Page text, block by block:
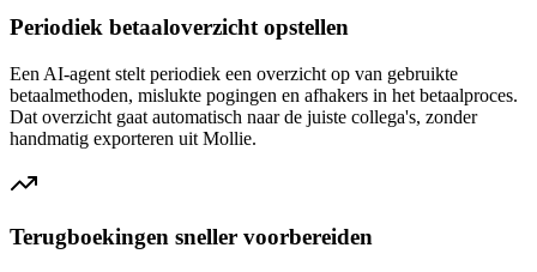
Periodiek betaaloverzicht opstellen
Een AI-agent stelt periodiek een overzicht op van gebruikte
betaalmethoden, mislukte pogingen en afhakers in het betaalproces.
Dat overzicht gaat automatisch naar de juiste collega's, zonder
handmatig exporteren uit Mollie.
Terugboekingen sneller voorbereiden